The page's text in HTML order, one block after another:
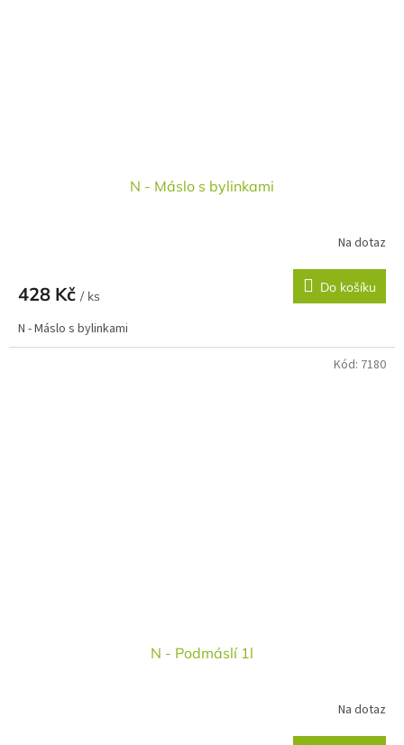
N - Máslo s bylinkami
Na dotaz
428 Kč / ks
Do košíku
N - Máslo s bylinkami
N - Podmáslí 1l
Na dotaz
Kód: 7180